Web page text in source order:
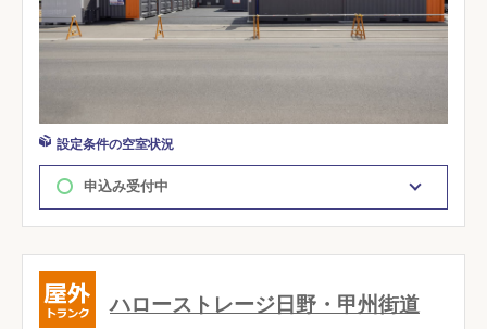
設定条件の空室状況
申込み受付中
ハローストレージ日野・甲州街道